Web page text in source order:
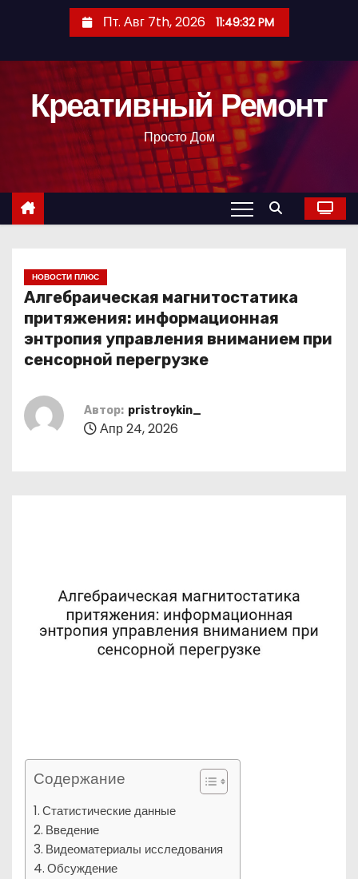
с
Пт. Авг 7th, 2026 11:49:33 PM
Креативный Ремонт
Просто Дом
НОВОСТИ ПЛЮС
Алгебраическая магнитостатика
притяжения: информационная
энтропия управления вниманием при
сенсорной перегрузке
Автор: pristroykin_
Апр 24, 2026
Содержание
Статистические данные
Введение
Видеоматериалы исследования
Обсуждение